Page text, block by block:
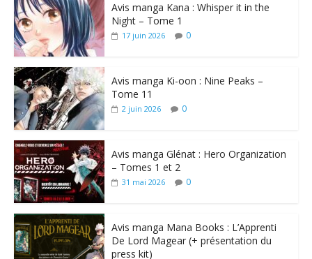
Avis manga Kana : Whisper it in the
Night – Tome 1
17 juin 2026 0
Avis manga Ki-oon : Nine Peaks –
Tome 11
2 juin 2026 0
Avis manga Glénat : Hero Organization
– Tomes 1 et 2
31 mai 2026 0
Avis manga Mana Books : L’Apprenti
De Lord Magear (+ présentation du
press kit)